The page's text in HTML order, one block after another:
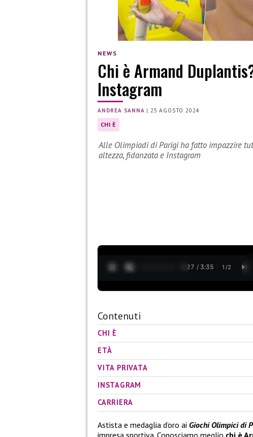
NEWS
Chi è Armand
Instagram
ANDREA SANNA |25 AGOSTO 2024
CHI È
Alle Olimpiadi di Parigi ha fatto impazzire
altezza, fidanzata e Instagram
0:28 / 3:35 1 /2
Contenuti
CHI È
ETÀ
VITA PRIVATA
INSTAGRAM
CARRIERA
Astista e medaglia d’oro ai Giochi Olimpici di